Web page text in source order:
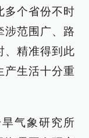
多个省份不时
涉范围广、路
、精准得到此
产生活十分重
气象研究所